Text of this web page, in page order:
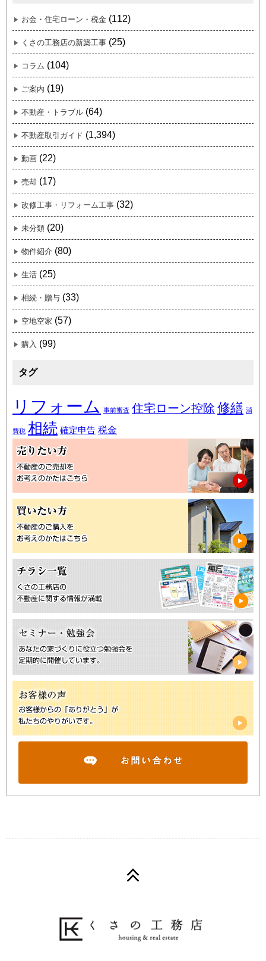
お金・住宅ローン・税金 (112)
くさの工務店の新築工事 (25)
コラム (104)
ご案内 (19)
不動産・トラブル (64)
不動産取引ガイド (1,394)
動画 (22)
売却 (17)
改修工事・リフォーム工事 (32)
未分類 (20)
物件紹介 (80)
生活 (25)
相続・贈与 (33)
空地空家 (57)
購入 (99)
タグ
リフォーム 事前審査 住宅ローン控除 修繕 消
費税 相続 確定申告 税金